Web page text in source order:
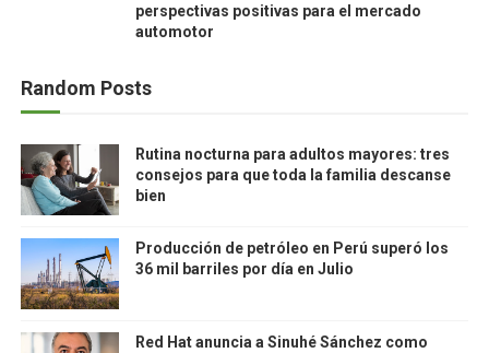
perspectivas positivas para el mercado
automotor
Random Posts
Rutina nocturna para adultos mayores: tres
consejos para que toda la familia descanse
bien
Producción de petróleo en Perú superó los
36 mil barriles por día en Julio
Red Hat anuncia a Sinuhé Sánchez como